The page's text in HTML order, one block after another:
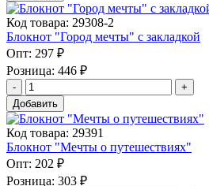
Код товара: 29308-2
Блокнот "Город мечты" с закладкой
Опт: 297 ₽
Розница: 446 ₽
Добавить
Код товара: 29391
Блокнот "Мечты о путешествиях"
Опт: 202 ₽
Розница: 303 ₽